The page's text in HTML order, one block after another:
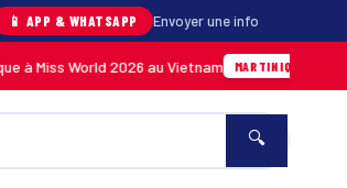
📱 APP & WHATSAPP Envoyer une info
2026 au Vietnam MARTINIQUE 05/08 · 14h14
🔍